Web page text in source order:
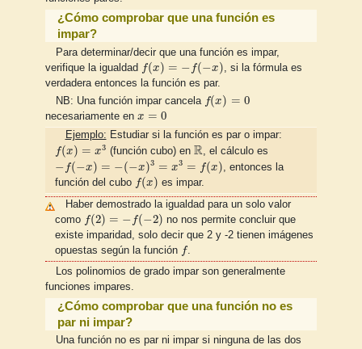
¿Cómo comprobar que una función es
impar?
Para determinar/decir que una función es impar,
verifique la igualdad f(x) = − f(−x)
(x = x)
, si la fórmula es
verdadera entonces la función es par.
NB: Una función impar cancela f(x) = 0
(x =
necesariamente en x = 0
x
Ejemplo: Estudiar si la función es par o impar:
f(x) = x3
(x)=x3
(función cubo) en R
R, el cálculo es
− f(−x) = −(−x)3 = x3 = f(x)
− f (− =− − 3 3= )
, entonces la
función del cubo f(x)
(x
es impar.
Haber demostrado la igualdad para un solo valor
como f(2) = − f(−2)
(2)= 2)
no nos permite concluir que
existe imparidad, solo decir que 2 y -2 tienen imágenes
opuestas según la función f.
Los polinomios de grado impar son generalmente
funciones impares.
¿Cómo comprobar que una función no es
par ni impar?
Una función no es par ni impar si ninguna de las dos